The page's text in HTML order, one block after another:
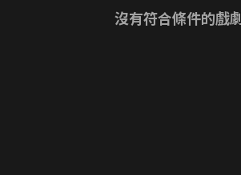
沒有符合條件的戲